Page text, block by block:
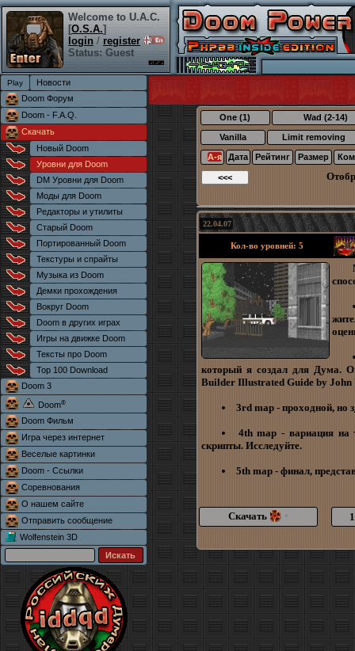
Welcome to U.A.C.
[O.S.A.]
login / register
Status: Guest
Новости
Doom Форум
Doom - F.A.Q.
Скачать
Новый Doom
Уровни для Doom
DM Уровни для Doom
Моды для Doom
Редакторы и утилиты
Старый Doom
Портированный Doom
Текстуры и спрайты
Музыка из Doom
Демки прохождения
Вокруг Doom
Doom в других играх
Игры на движке Doom
Тексты про Doom
Top 100 Download
Doom 3
Doom®
Doom Фильм
Игра через интернет
Веселые картинки
Doom - Ссылки
Соревнования
О нашем сайте
Отправить сообщение
Wolfenstein 3D
One (1) Wad (2-14)
Vanilla Limit removing
А-я Дата Рейтинг Размер
22.04.07
Кол-во уровней: 5
который я создал для Дума.
Builder Illustrated Guide by John
3rd map - проходной, но
4th map - вариация на
скрипты. Исследуйте.
5th map - финал,
Скачать *